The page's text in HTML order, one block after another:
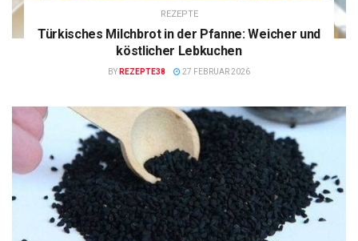
REZEPTE
Türkisches Milchbrot in der Pfanne: Weicher und
köstlicher Lebkuchen
BY REZEPTE38 27 FEBRUAR 2026